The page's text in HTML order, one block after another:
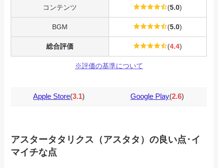
コンテンツ (5.0)
BGM (5.0)
総合評価 (4.4)
※評価の基準について
Apple Store(3.1) Google Play(2.6)
アスタータタリクス（アスタタ）の良い点･イ
マイチな点